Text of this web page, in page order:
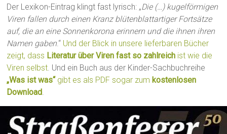
Der Lexikon-Eintrag klingt fast lyrisch: „Die (…) kugelförmigen
Viren fallen durch einen Kranz blütenblattartiger Fortsätze
auf, die an eine Sonnenkorona erinnern und die ihnen ihren
Namen gaben.“ Und der Blick in unsere lieferbaren Bücher
zeigt, dass Literatur über Viren fast so zahlreich ist wie die
Viren selbst. Und ein Buch aus der Kinder-Sachbuchreihe
„Was ist was“ gibt es als PDF sogar zum kostenlosen
Download.